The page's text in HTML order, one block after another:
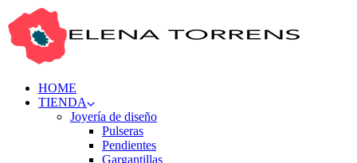
HOME
TIENDA
Joyería de diseño
Pulseras
Pendientes
Gargantillas